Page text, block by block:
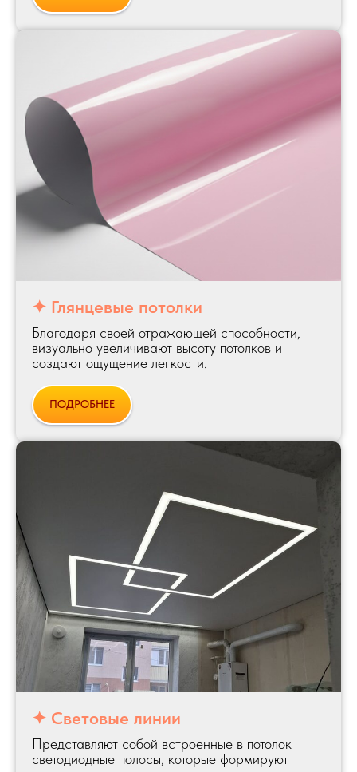
✦ Глянцевые потолки
Благодаря своей отражающей способности,
визуально увеличивают высоту потолков и
создают ощущение легкости.
ПОДРОБНЕЕ
✦ Световые линии
Представляют собой встроенные в потолок
светодиодные полосы, которые формируют